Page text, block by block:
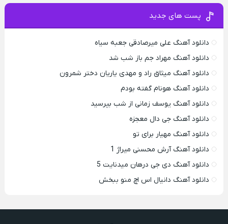
پست های جدید
دانلود آهنگ علی میرصادقی جعبه سیاه
دانلود آهنگ مهراد جم باز شب شد
دانلود آهنگ میثاق راد و مهدی یاریان دختر شمرون
دانلود آهنگ هونام گفته بودم
دانلود آهنگ یوسف زمانی از شب بپرسید
دانلود آهنگ جی دال معجزه
دانلود آهنگ مهیار برای تو
دانلود آهنگ آرش محسنی میراژ 1
دانلود آهنگ دی جی درهان میدنایت 5
دانلود آهنگ دانیال اس اچ منو ببخش